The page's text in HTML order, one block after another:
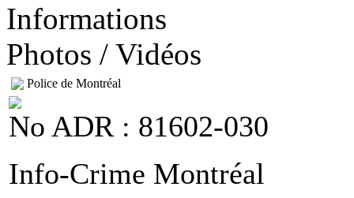
Informations
Photos / Vidéos
Police de Montréal
No ADR : 81602-030
Info-Crime Montréal